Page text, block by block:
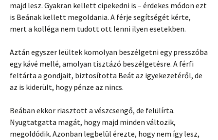
majd lesz. Gyakran kellett cipekedni is – érdekes módon ezt
is Beának kellett megoldania. A férje segítségét kérte,
mert a kolléga nem tudott ott lenni ilyen esetekben.
Aztán egyszer leültek komolyan beszélgetni egy presszóba
egy kávé mellé, amolyan tisztázó beszélgetésre. A férfi
feltárta a gondjait, biztosította Beát az igyekezetéről, de
az is kiderült, hogy pénze az nincs.
Beában ekkor riasztott a vészcsengő, de felülírta.
Nyugtatgatta magát, hogy majd minden változik,
megoldódik. Azonban legbelül érezte, hogy nem így lesz,